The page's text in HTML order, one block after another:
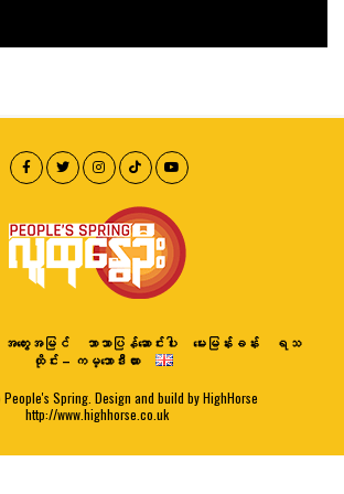
အတွေးအမြင် ဘာသာပြန်ဆောင်းပါး မေးမြန်းခန်း
ရသ
ထိုင်း – ကမ္ဘောဒီးယား
People's Spring. Design and build by HighHorse
http://www.highhorse.co.uk